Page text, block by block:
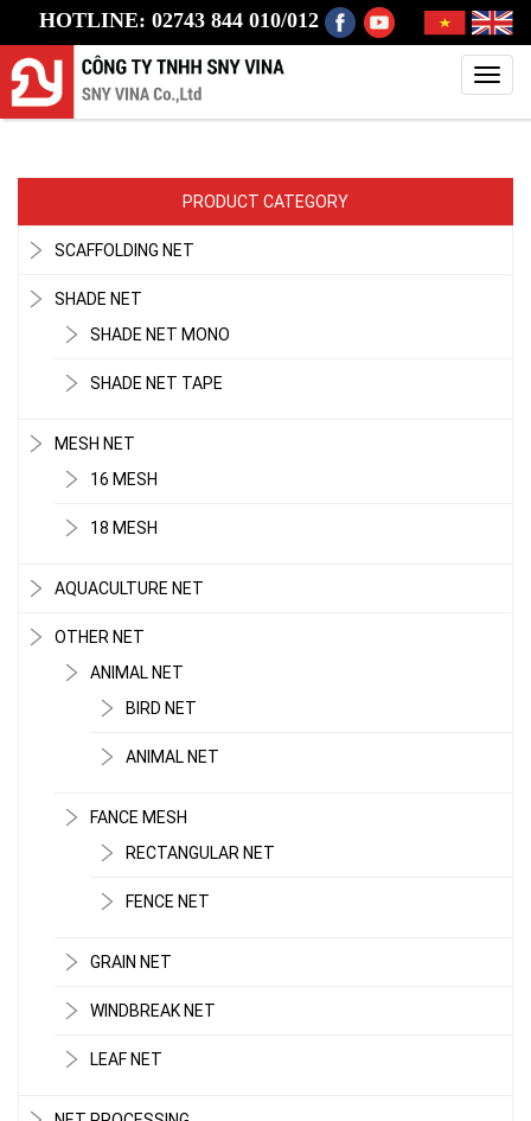
HOTLINE: 02743 844 010/012
PRODUCT CATEGORY
SCAFFOLDING NET
SHADE NET
SHADE NET MONO
SHADE NET TAPE
MESH NET
16 MESH
18 MESH
AQUACULTURE NET
OTHER NET
ANIMAL NET
BIRD NET
ANIMAL NET
FANCE MESH
RECTANGULAR NET
FENCE NET
GRAIN NET
WINDBREAK NET
LEAF NET
LƯỚI CHE NẮNG